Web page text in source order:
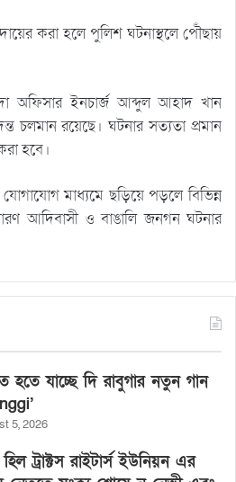
করা হলে পুলিশ ঘটনাস্থলে পৌঁছায়
অফিসার ইনচার্জ আব্দুল আহাদ খান
চলমান রয়েছে। ঘটনার সত্যতা প্রমান
হবে।
মাধ্যমে ছড়িয়ে পড়লে বিভিন্ন
আদিবাসী ও বাঙালি জনগন ঘটনার
হতে যাচ্ছে দি রাবুগার নতুন গান
5, 2026
হিল ট্রাক্টস রাইটার্স ইউনিয়ন এর